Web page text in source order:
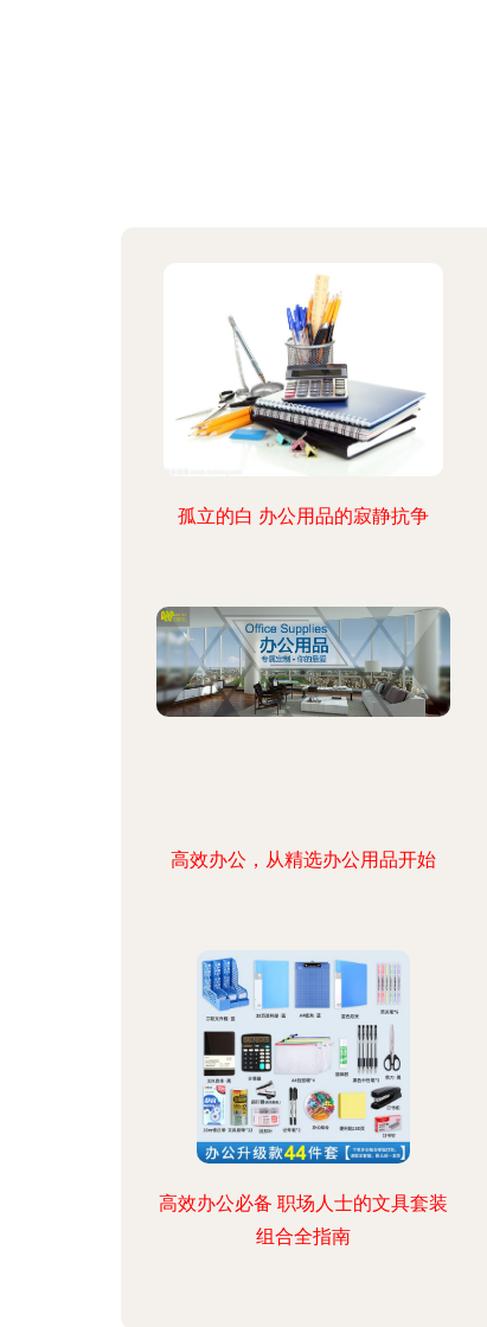
孤立的白 办公用品的寂静抗争
高效办公，从精选办公用品开始
高效办公必备 职场人士的文具套装
组合全指南